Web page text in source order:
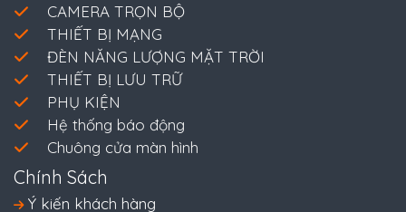
CAMERA TRỌN BỘ
THIẾT BỊ MẠNG
ĐÈN NĂNG LƯỢNG MẶT TRỜI
THIẾT BỊ LƯU TRỮ
PHỤ KIỆN
Hệ thống báo động
Chuông cửa màn hình
Chính Sách
Ý kiến khách hàng